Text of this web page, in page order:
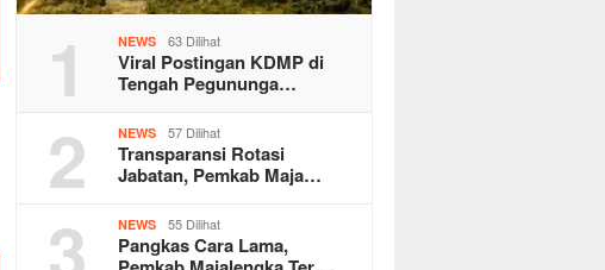
1 NEWS 63 Dilihat
Viral Postingan KDMP di
Tengah Pegununga…
2 NEWS 57 Dilihat
Transparansi Rotasi
Jabatan, Pemkab Maja…
NEWS 55 Dilihat
Pangkas Cara Lama,